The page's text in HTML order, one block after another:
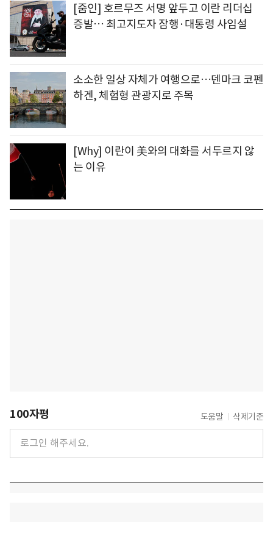
[줌인] 호르무즈 서명 앞두고 이란 리더십
증발… 최고지도자 잠행·대통령 사임설
소소한 일상 자체가 여행으로…덴마크 코펜
하겐, 체험형 관광지로 주목
[Why] 이란이 美와의 대화를 서두르지 않
는 이유
100자평 도움말 삭제기준